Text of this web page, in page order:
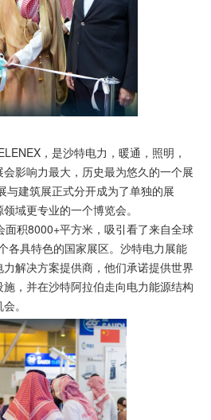
，是沙特电力，暖通，照明，
影响力最大，历史最为悠久的一个展
与建筑展正式分开成为了单独的展
域更专业的一个博览会。
积8000+平方米，吸引看了来自全球
各具特色的国家展区。沙特电力展能
解决方案提供商，他们承诺提供世界
，并在沙特阿拉伯走向电力能源结构
。